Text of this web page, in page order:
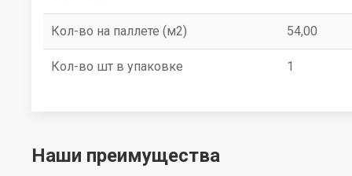
Кол-во на паллете (м2) 54,00
Кол-во шт в упаковке 1
Наши преимущества